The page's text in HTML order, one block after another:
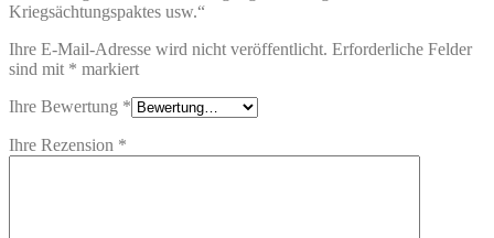
Kriegsächtungspaktes usw.“
Ihre E-Mail-Adresse wird nicht veröffentlicht. Erforderliche Felder
sind mit * markiert
Ihre Bewertung *
Ihre Rezension *